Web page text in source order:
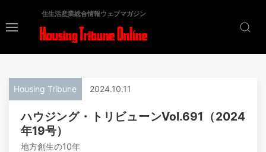
住生活産業総合情報ウェブマガジン
Housing Tribune 2024.10.11
ハウジング・トリビューンVol.691（2024
年19号）
地方創生の10年